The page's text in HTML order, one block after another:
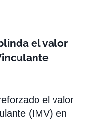
el valor
el valor
(IMV) en